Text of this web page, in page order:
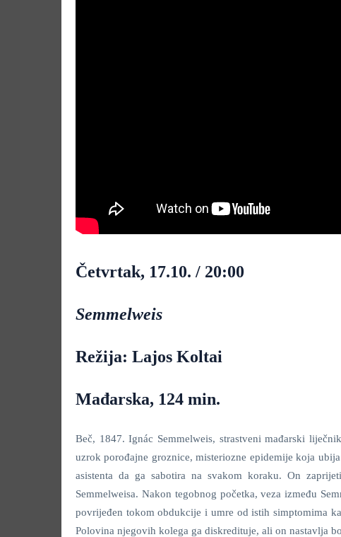
Četvrtak, 17.10. / 20:00
Semmelweis
Režija: Lajos Koltai
Mađarska, 124 min.
Beč, 1847. Ignác Semmelweis, strastveni mađarski
uzrok porođajne groznice, misteriozne epidemije koja
asistenta da ga sabotira na svakom koraku. On
Semmelweisa. Nakon tegobnog početka, veza između
povrijeđen tokom obdukcije i umre od istih simptomima
Polovina njegovih kolega ga diskredituje, ali on nastavlja